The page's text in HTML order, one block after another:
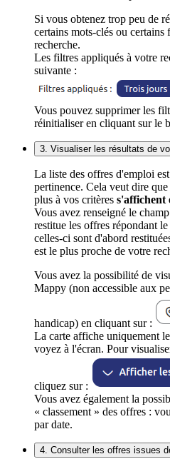
Si vous obtenez trop peu de
certains mots-clés ou
recherche.
Les filtres appliqués à votre
suivante :
Vous pouvez supprimer les
réinitialiser en cliquant sur le
3. Visualiser les résultats de
La liste des offres d'emploi
pertinence. Cela veut dire
plus à vos critères s'affichent
Vous avez renseigné le
restitue les offres répondant
celles-ci sont d'abord
est le plus proche de votre
Vous avez la possibilité de
Mappy (non accessible aux
handicap) en cliquant sur :
La carte affiche uniquement
voyez à l'écran. Pour
cliquez sur :
Vous avez également la
« classement » des offres :
par date.
4. Consulter les offres issues